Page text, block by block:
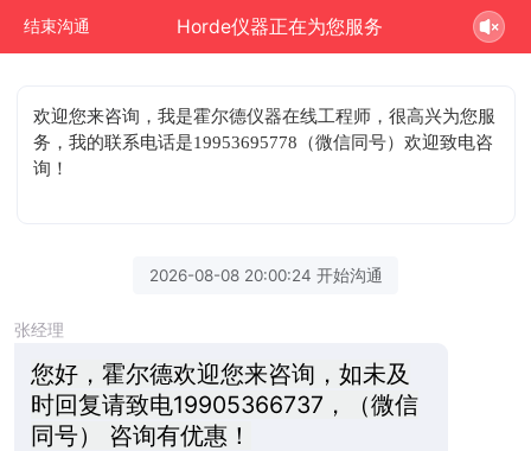
结束沟通 Horde仪器正在为您服务
欢迎您来咨询 ，我是霍尔德仪器在线工程师，很高兴为您服
务，我的联系电话是19953695778（微信同号）欢迎致电咨
询！
2026-08-08 20:00:24 开始沟通
张经理
您好，霍尔德欢迎您来咨询，如未及
时回复请致电19905366737，（微信
同号） 咨询有优惠！